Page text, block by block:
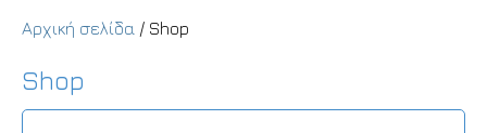
Αρχική σελίδα / Shop
Shop